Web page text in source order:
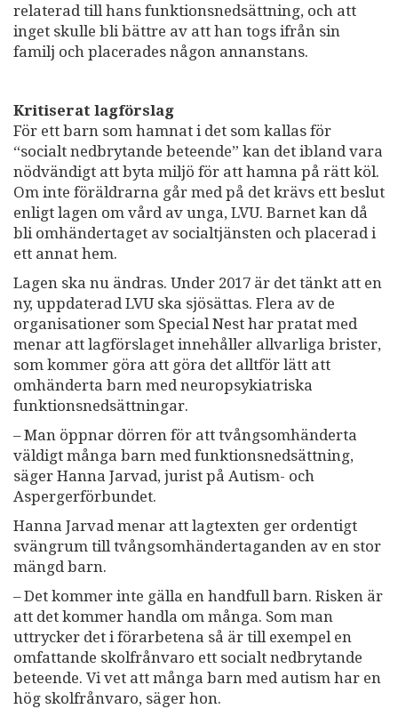
relaterad till hans funktionsnedsättning, och att
inget skulle bli bättre av att han togs ifrån sin
familj och placerades någon annanstans.
Kritiserat lagförslag
För ett barn som hamnat i det som kallas för
“socialt nedbrytande beteende” kan det ibland vara
nödvändigt att byta miljö för att hamna på rätt köl.
Om inte föräldrarna går med på det krävs ett beslut
enligt lagen om vård av unga, LVU. Barnet kan då
bli omhändertaget av socialtjänsten och placerad i
ett annat hem.
Lagen ska nu ändras. Under 2017 är det tänkt att en
ny, uppdaterad LVU ska sjösättas. Flera av de
organisationer som Special Nest har pratat med
menar att lagförslaget innehåller allvarliga brister,
som kommer göra att göra det alltför lätt att
omhänderta barn med neuropsykiatriska
funktionsnedsättningar.
– Man öppnar dörren för att tvångsomhänderta
väldigt många barn med funktionsnedsättning,
säger Hanna Jarvad, jurist på Autism- och
Aspergerförbundet.
Hanna Jarvad menar att lagtexten ger ordentigt
svängrum till tvångsomhändertaganden av en stor
mängd barn.
– Det kommer inte gälla en handfull barn. Risken är
att det kommer handla om många. Som man
uttrycker det i förarbetena så är till exempel en
omfattande skolfrånvaro ett socialt nedbrytande
beteende. Vi vet att många barn med autism har en
hög skolfrånvaro, säger hon.